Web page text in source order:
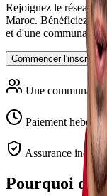
Rejoignez le réseau
Maroc. Bénéficiez
et d'une communauté
Commencer l'inscription
Une
Paiement
Assurance
Pourquoi